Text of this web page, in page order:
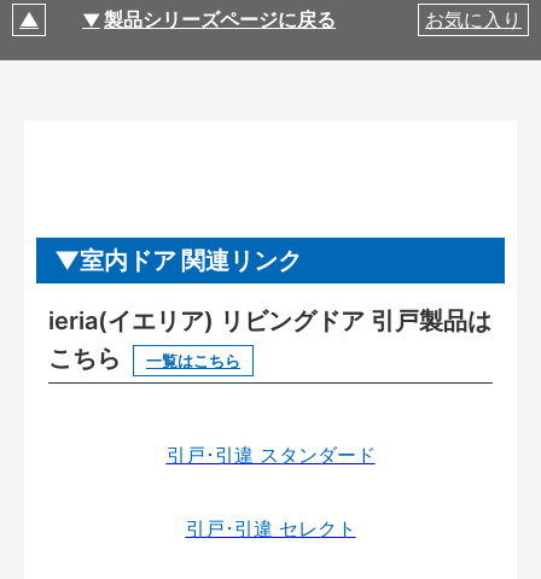
製品シリーズページに戻る お気に入り
室内ドア 関連リンク
ieria(イエリア) リビングドア 引戸製品は
こちら
一覧はこちら
引戸･引違 スタンダード
引戸･引違 セレクト